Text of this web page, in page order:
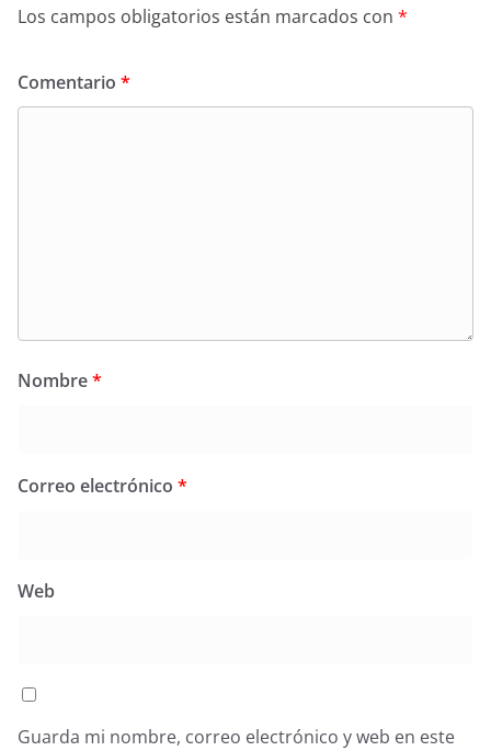
Los campos obligatorios están marcados con *
Comentario *
Nombre*
Correo electrónico *
Web
Guarda mi nombre, correo electrónico y web en este